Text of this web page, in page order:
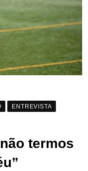
ENTREVISTA
termos